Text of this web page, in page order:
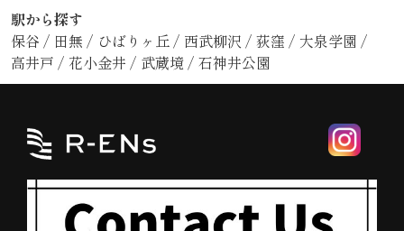
駅から探す
保谷 / 田無 / ひばりヶ丘/ 西武柳沢 / 荻窪 / 大泉学園 /
高井戸 / 花小金井 / 武蔵境/ 石神井公園